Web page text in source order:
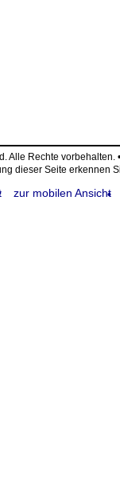
Alle Rechte
dieser Seite erkennen
zur mobilen Ansicht